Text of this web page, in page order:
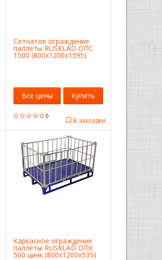
Сетчатое ограждение
паллеты RUSKLAD ОПС
1500 (800х1200х1595)
0
В закладки
Все цены Купить
Каркасное ограждение
паллеты RUSKLAD ОПК
500 цинк (800х1200х535)